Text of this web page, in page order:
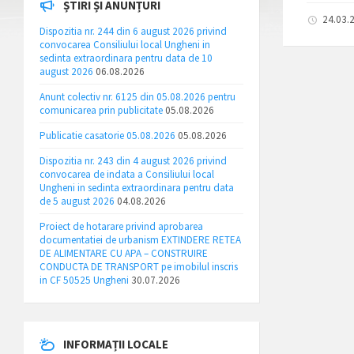
ȘTIRI ȘI ANUNȚURI
Dispozitia nr. 244 din 6 august 2026 privind
convocarea Consiliului local Ungheni in
sedinta extraordinara pentru data de 10
august 2026 06.08.2026
Anunt colectiv nr. 6125 din 05.08.2026 pentru
comunicarea prin publicitate 05.08.2026
Publicatie casatorie 05.08.2026 05.08.2026
Dispozitia nr. 243 din 4 august 2026 privind
convocarea de indata a Consiliului local
Ungheni in sedinta extraordinara pentru data
de 5 august 2026 04.08.2026
Proiect de hotarare privind aprobarea
documentatiei de urbanism EXTINDERE RETEA
DE ALIMENTARE CU APA – CONSTRUIRE
CONDUCTA DE TRANSPORT pe imobilul inscris
in CF 50525 Ungheni 30.07.2026
INFORMAȚII LOCALE